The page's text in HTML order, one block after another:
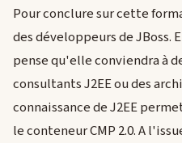
Pour conclure sur cette
des développeurs de JBoss.
pense qu'elle conviendra à
consultants J2EE ou des
connaissance de J2EE
le conteneur CMP 2.0. A